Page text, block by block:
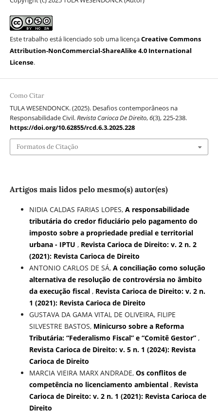
Este trabalho está licenciado sob uma licençaCreative Commons
Attribution-NonCommercial-ShareAlike 4.0 International
License.
Como Citar
TULA WESENDONCK. (2025). Desafios contemporâneos na
Responsabilidade Civil.Revista Carioca De Direito,6(3), 225-238.
https://doi.org/10.62855/rcd.6.3.2025.228
Formatos de Citação
Artigos mais lidos pelo mesmo(s) autor(es)
NIDIA CALDAS FARIAS LOPES, A responsabilidade
tributária do credor fiduciário pelo pagamento do
imposto sobre a propriedade predial e territorial
urbana - IPTU , Revista Carioca de Direito: v. 2 n. 2
(2021): Revista Carioca de Direito
ANTONIO CARLOS DE SÁ, A conciliação como solução
alternativa de resolução de controvérsia no âmbito
da execução fiscal , Revista Carioca de Direito: v. 2 n.
1 (2021): Revista Carioca de Direito
GUSTAVA DA GAMA VITAL DE OLIVEIRA, FILIPE
SILVESTRE BASTOS, Minicurso sobre a Reforma
Tributária: “Federalismo Fiscal” e “Comitê Gestor” ,
Revista Carioca de Direito: v. 5 n. 1 (2024): Revista
Carioca de Direito
MARCIA VIEIRA MARX ANDRADE, Os conflitos de
competência no licenciamento ambiental , Revista
Carioca de Direito: v. 2 n. 1 (2021): Revista Carioca de
Direito